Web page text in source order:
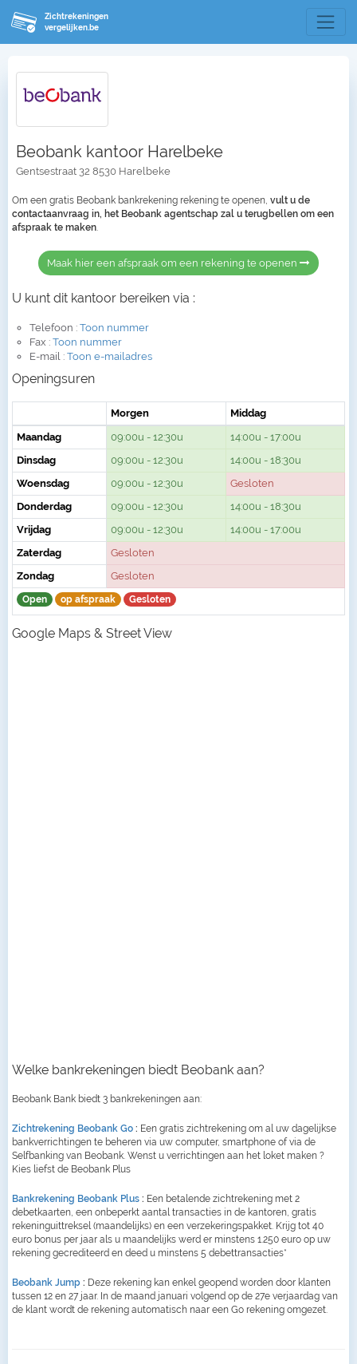
Zichtrekeningen
vergelijken.be
Beobank kantoor Harelbeke
Gentsestraat 32 8530 Harelbeke
Om een gratis Beobank bankrekening rekening te openen, vult u de
contactaanvraag in, het Beobank agentschap zal u terugbellen om een
afspraak te maken
Maak hier een afspraak om een rekening te openen
U kunt dit kantoor bereiken via :
Telefoon : Toon nummer
Fax : Toon nummer
E-mail : Toon e-mailadres
Openingsuren
Morgen
Middag
Maandag
09:00u - 12:30u
14:00u - 17:00u
Dinsdag
09:00u - 12:30u
14:00u - 18:30u
Woensdag
09:00u - 12:30u
Gesloten
Donderdag
09:00u - 12:30u
14:00u - 18:30u
Vrijdag
09:00u - 12:30u
14:00u - 17:00u
Zaterdag
Gesloten
Zondag
Gesloten
Open op afspraak Gesloten
Google Maps & Street View
Welke bankrekeningen biedt Beobank aan?
Beobank Bank biedt 3 bankrekeningen aan:
Zichtrekening Beobank Go : Een gratis zichtrekening om al uw dagelijkse
bankverrichtingen te beheren via uw computer, smartphone of via de
Selfbanking van Beobank. Wenst u verrichtingen aan het loket maken ?
Kies liefst de Beobank Plus
Bankrekening Beobank Plus : Een betalende zichtrekening met 2
debetkaarten, een onbeperkt aantal transacties in de kantoren, gratis
rekeninguittreksel (maandelijks) en een verzekeringspakket. Krijg tot 40
euro bonus per jaar als u maandelijks werd er minstens 1.250 euro op uw
rekening gecrediteerd en deed u minstens 5 debettransacties*
Beobank Jump : Deze rekening kan enkel geopend worden door klanten
tussen 12 en 27 jaar. In de maand januari volgend op de 27e verjaardag van
de klant wordt de rekening automatisch naar een Go rekening omgezet.